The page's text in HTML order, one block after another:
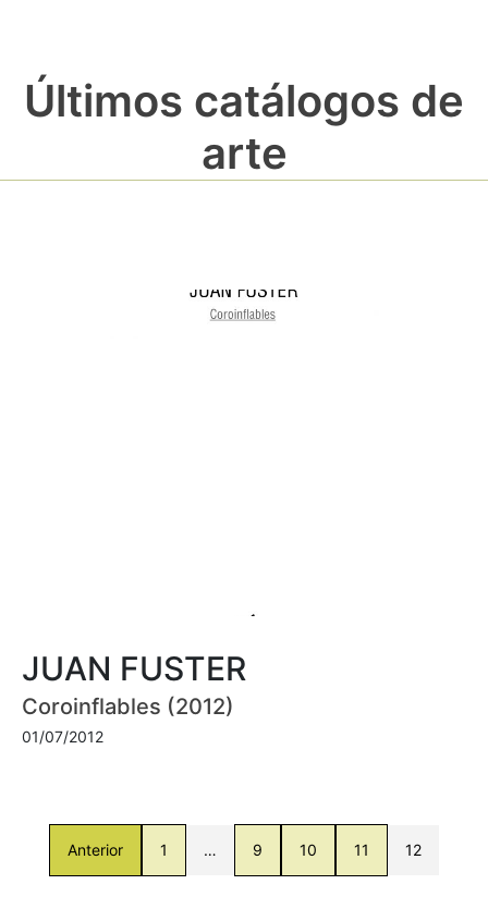
Últimos catálogos de
arte
JUAN FUSTER
Coroinflables (2012)
01/07/2012
Anterior 1 … 9 10 11 12